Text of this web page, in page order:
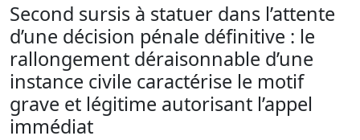
Second sursis à statuer dans l’attente
d’une décision pénale définitive : le
rallongement déraisonnable d’une
instance civile caractérise le motif
grave et légitime autorisant l’appel
immédiat